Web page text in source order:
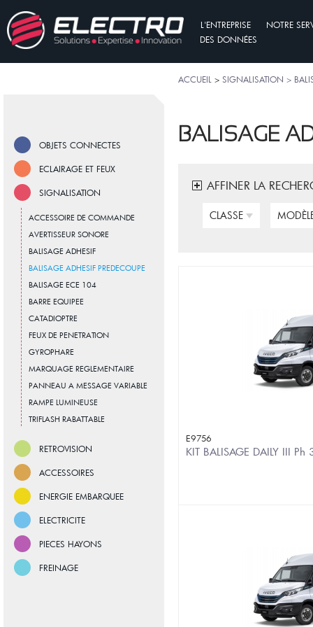
L'ENTREPRISE
NOTRE
DES DONNÉES
ACCUEIL > SIGNALISATION >
OBJETS CONNECTES
ECLAIRAGE ET FEUX
SIGNALISATION
ACCESSOIRE DE COMMANDE
AVERTISSEUR SONORE
BALISAGE ADHESIF
BALISAGE ADHESIF PREDECOUPE
BALISAGE ECE 104
BARRE EQUIPEE
CATADIOPTRE
FEUX DE PENETRATION
GYROPHARE
MARQUAGE REGLEMENTAIRE
PANNEAU A MESSAGE VARIABLE
RAMPE LUMINEUSE
TRIFLASH RABATTABLE
RETROVISION
ACCESSOIRES
ENERGIE EMBARQUEE
ELECTRICITE
PIECES HAYONS
FREINAGE
BALISAGE
AFFINER LA
CLASSE
E9756
KIT BALISAGE DAILY III Ph